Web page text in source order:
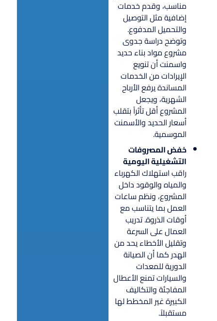
مناسب، وقدم خدمات
إضافية مثل التوصيل
والتحميل المدفوع.
وتوضح دراسة جدوى
مشروع مواد بناء حديد
واسمنت أن تنويع
الإيرادات من الخدمات
المساندة يرفع الأرباح
الشهرية، ويجعل
المشروع أقل تأثراً بتقلب
أسعار الحديد والأسمنت
الموسمية.
خفض المصروفات
التشغيلية اليومية
راقب استهلاك الكهرباء
والمياه والوقود داخل
المشروع، ونظم ساعات
العمل بما يتناسب مع
أوقات الذروة. تدريب
العمال على السرعة
وتقليل الأخطاء يحد من
الهدر كما أن الصيانة
الدورية للمعدات
والسيارات تمنع الأعطال
المفاجئة والتكاليف
الكبيرة غير المخطط لها
مستقبلاً.